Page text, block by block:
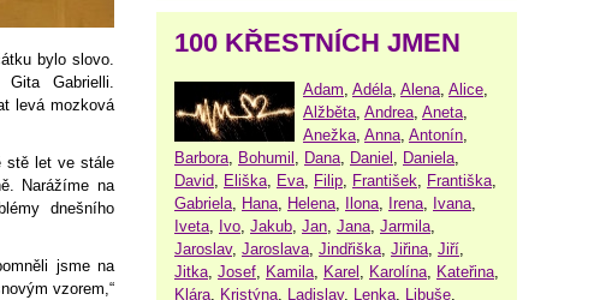
bylo slovo.
Gabrielli.
levá mozková
stě let ve stále
Narážíme na
dnešního
jsme na
vzorem,“
100 KŘESTNÍCH JMEN
Adam Adéla Alena Alice
Alžběta Andrea Aneta
Anežka Anna Antonín
Barbora Bohumil Dana Daniel Daniela
David Eliška Eva Filip František Františka
Gabriela Hana Helena Ilona Irena Ivana
Iveta Ivo Jakub Jan Jana Jarmila
Jaroslav, Jaroslava Jindřiška Jiřina Jiří
Jitka Josef Kamila Karel Karolína Kateřina
Klára Kristýna Ladislav, Lenka Libuše